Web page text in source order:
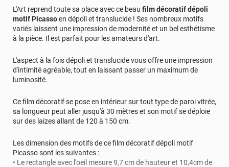
L'Art reprend toute sa place avec ce beau film décoratif dépoli
motif Picassoen dépoli et translucide ! Ses nombreux motifs
variés laissent une impression de modernité et un bel esthétisme
à la pièce. Il est parfait pour les amateurs d'art.
L'aspect à la fois dépoli et translucide vous offre une impression
d'intimité agréable, tout en laissant passer un maximum de
luminosité.
Ce film décoratif se pose en intérieur sur tout type de paroi vitrée,
sa longueur peut aller jusqu'à 30 mètres et son motif se déploie
sur des laizes allant de 120 à 150 cm.
Les dimension des motifs de ce film décoratif dépoli motif
Picasso sont les suivantes :
• Le rectangle avec l'oeil mesure 9,7 cm de hauteur et 10,4cm de